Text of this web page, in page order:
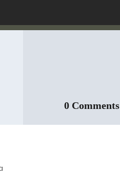
0 Comments